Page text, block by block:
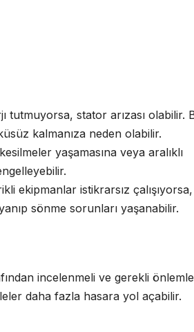
stator arızası olabilir.
kalmanıza neden olabilir.
yaşamasına veya aralıklı
ekipmanlar istikrarsız çalışıyorsa,
sönme sorunları yaşanabilir.
incelenmeli ve gerekli
daha fazla hasara yol açabilir.